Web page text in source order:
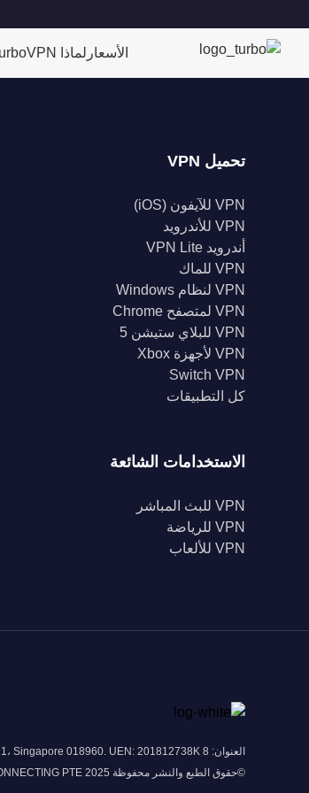
الأسعار لماذا TurboVPN؟
تحميل VPN
VPN للآيفون (iOS)
VPN للأندرويد
أندرويد VPN Lite
VPN للماك
VPN لنظام Windows
VPN لمتصفح Chrome
VPN للبلاي ستيشن 5
VPN لأجهزة Xbox
Switch VPN
كل التطبيقات
الاستخدامات الشائعة
VPN للبث المباشر
VPN للرياضة
VPN للألعاب
العنوان: 8 Marina View # 43-052A Asia Square Tower 1، Singapore 018960. UEN: 201812738K
©حقوق الطبع والنشر محفوظة 2025 INNOVATIVE CONNECTING PTE. محدودة